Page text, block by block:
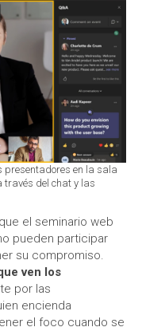
presentadores en la sala
través del chat y las
el seminario web
pueden participar
su compromiso.
ven los
por las
encienda
el foco cuando se